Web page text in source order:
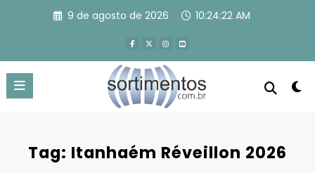
9 de agosto de 2026 10:24:23 AM
Tag: Itanhaém Réveillon 2026